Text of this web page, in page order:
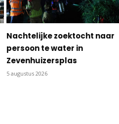
Nachtelijke zoektocht naar
persoon te water in
Zevenhuizersplas
5 augustus 2026